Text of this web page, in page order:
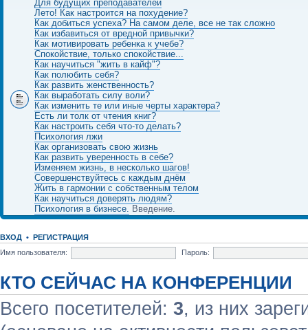
Для будущих преподавателей
Лето! Как настроится на похудение?
Как добиться успеха? На самом деле, все не так сложно
Как избавиться от вредной привычки?
Как мотивировать ребенка к учебе?
Спокойствие, только спокойствие...
Как научиться "жить в кайф"?
Как полюбить себя?
Как развить женственность?
Как выработать силу воли?
Как изменить те или иные черты характера?
Есть ли толк от чтения книг?
Как настроить себя что-то делать?
Психология лжи
Как организовать свою жизнь
Как развить уверенность в себе?
Изменяем жизнь, в несколько шагов!
Совершенствуйтесь с каждым днём
Жить в гармонии с собственным телом
Как научиться доверять людям?
Психология в бизнесе. Введение.
ВХОД • РЕГИСТРАЦИЯ
Имя пользователя:
Пароль:
КТО СЕЙЧАС НА КОНФЕРЕНЦИИ
Всего посетителей: 3, из них